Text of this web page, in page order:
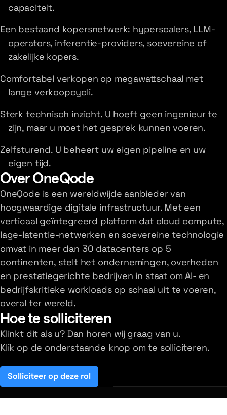
capaciteit.
Een bestaand kopersnetwerk: hyperscalers, LLM-
operators, inferentie-providers, soevereine of
zakelijke kopers.
Comfortabel verkopen op megawattschaal met
lange verkoopcycli.
Sterk technisch inzicht. U hoeft geen ingenieur te
zijn, maar u moet het gesprek kunnen voeren.
Zelfsturend. U beheert uw eigen pipeline en uw
eigen tijd.
Over OneQode
OneQode is een wereldwijde aanbieder van
hoogwaardige digitale infrastructuur. Met een
verticaal geïntegreerd platform dat cloud compute,
lage-latentie-netwerken en soevereine technologie
omvat in meer dan 30 datacenters op 5
continenten, stelt het ondernemingen, overheden
en prestatiegerichte bedrijven in staat om AI- en
bedrijfskritieke workloads op schaal uit te voeren,
overal ter wereld.
Hoe te solliciteren
Klinkt dit als u? Dan horen wij graag van u.
Klik op de onderstaande knop om te solliciteren.
Solliciteer op deze rol
(opens in a new tab)